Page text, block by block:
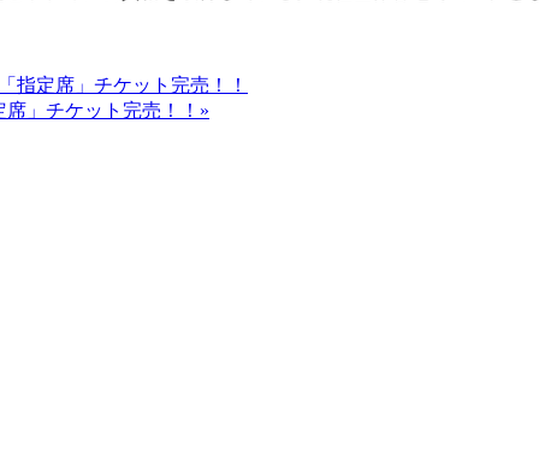
指定席」チケット完売！！
席」チケット完売！！»